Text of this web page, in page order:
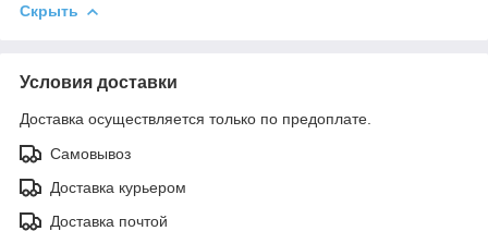
Скрыть
Условия доставки
Доставка осуществляется только по предоплате.
Самовывоз
Доставка курьером
Доставка почтой